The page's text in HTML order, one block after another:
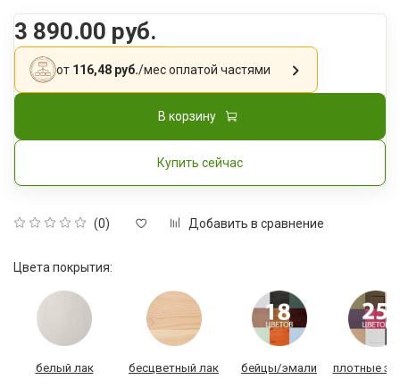
(0) Добавить в сравнение
3 890.00 руб.
от 116,48 руб./месоплатой частями
В корзину
Купить сейчас
Цвета покрытия:
белый лак бесцветный лак бейцы/эмали плотные